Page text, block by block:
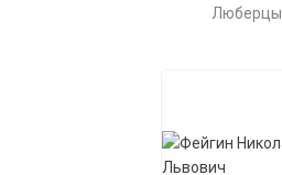
Люберцы